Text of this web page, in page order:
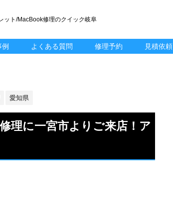
ット/MacBook修理のクイック岐阜
よくある質問 修理予約 見積依頼
愛知県
理に一宮市よりご来店！ア